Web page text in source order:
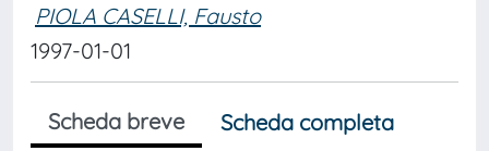
PIOLA CASELLI, Fausto
1997-01-01
Scheda breve
Scheda completa